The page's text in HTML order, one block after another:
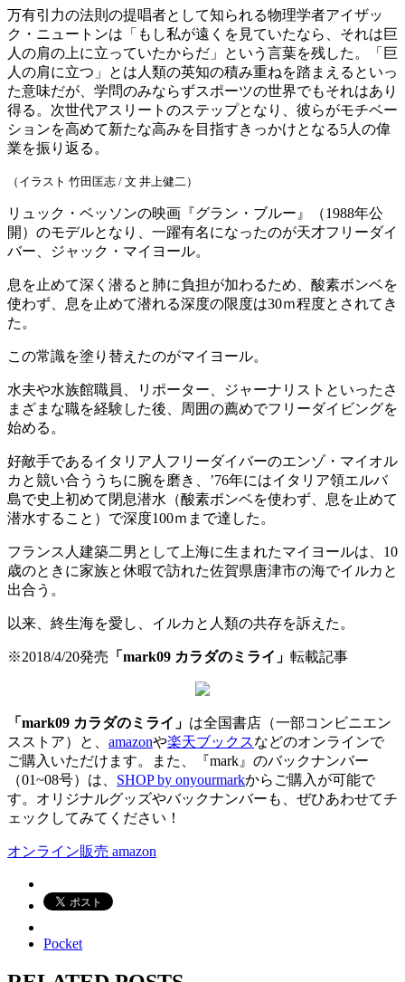
万有引力の法則の提唱者として知られる物理学者アイザッ
ク・ニュートンは「もし私が遠くを見ていたなら、それは巨
人の肩の上に立っていたからだ」という言葉を残した。「巨
人の肩に立つ」とは人類の英知の積み重ねを踏まえるといっ
た意味だが、学問のみならずスポーツの世界でもそれはあり
得る。次世代アスリートのステップとなり、彼らがモチベー
ションを高めて新たな高みを目指すきっかけとなる5人の偉
業を振り返る。
（イラスト 竹田匡志 / 文 井上健二）
リュック・ベッソンの映画『グラン・ブルー』（1988年公
開）のモデルとなり、一躍有名になったのが天才フリーダイ
バー、ジャック・マイヨール。
息を止めて深く潜ると肺に負担が加わるため、酸素ボンベを
使わず、息を止めて潜れる深度の限度は30ｍ程度とされてき
た。
この常識を塗り替えたのがマイヨール。
水夫や水族館職員、リポーター、ジャーナリストといったさ
まざまな職を経験した後、周囲の薦めでフリーダイビングを
始める。
好敵手であるイタリア人フリーダイバーのエンゾ・マイオル
カと競い合ううちに腕を磨き、’76年にはイタリア領エルバ
島で史上初めて閉息潜水（酸素ボンベを使わず、息を止めて
潜水すること）で深度100ｍまで達した。
フランス人建築二男として上海に生まれたマイヨールは、10
歳のときに家族と休暇で訪れた佐賀県唐津市の海でイルカと
出合う。
以来、終生海を愛し、イルカと人類の共存を訴えた。
※2018/4/20発売 「mark09 カラダのミライ」 転載記事
「mark09 カラダのミライ」 は全国書店（一部コンビニエン
スストア）と、 amazonや楽天ブックスなどのオンラインで
ご購入いただけます。また、『mark』のバックナンバー
（01~08号）は、 SHOP by onyourmarkからご購入が可能で
す。オリジナルグッズやバックナンバーも、ぜひあわせてチ
ェックしてみてください！
オンライン販売 amazon
Pocket